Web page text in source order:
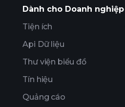
Dành cho Doanh nghiệp
Tiện ích
Api Dữ liệu
Thư viện biểu đồ
Tín hiệu
Quảng cáo